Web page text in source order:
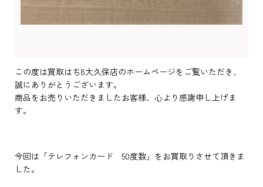
この度は買取はち8大久保店のホームページをご覧いただき、
誠にありがとうございます。
商品をお売りいただきましたお客様、心より感謝申し上げま
す。
今回は「テレフォンカード 50度数」をお買取りさせて頂きま
した。